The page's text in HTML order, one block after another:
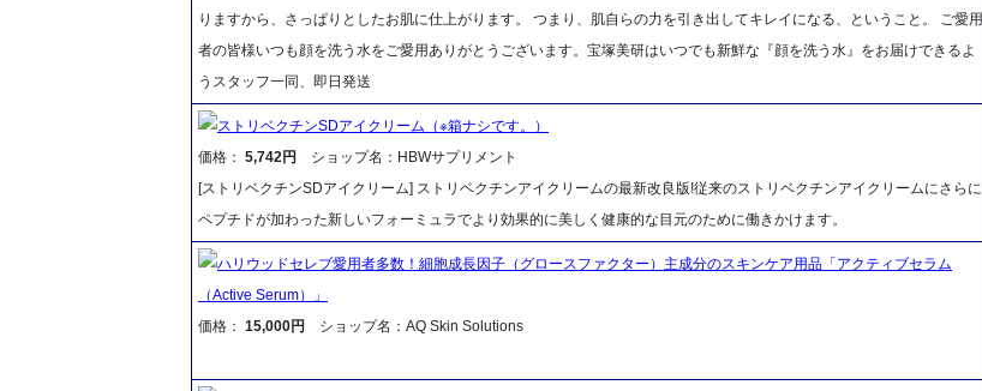
りますから、さっぱりとしたお肌に仕上がります。 つまり、肌自らの力を引き出してキレイになる、ということ。 ご愛用
者の皆様いつも顔を洗う水をご愛用ありがとうございます。宝塚美研はいつでも新鮮な『顔を洗う水』をお届けできるよ
うスタッフ一同、即日発送
ストリベクチンSDアイクリーム（※箱ナシです。）
価格： 5,742円
ショップ名：HBWサプリメント
[ストリベクチンSDアイクリーム] ストリベクチンアイクリームの最新改良版!従来のストリベクチンアイクリームにさらに
ペプチドが加わった新しいフォーミュラでより効果的に美しく健康的な目元のために働きかけます。
ハリウッドセレブ愛用者多数！細胞成長因子（グロースファクター）主成分のスキンケア用品「アクティブセラム
（Active Serum）」
価格： 15,000円 ショップ名：AQ Skin Solutions